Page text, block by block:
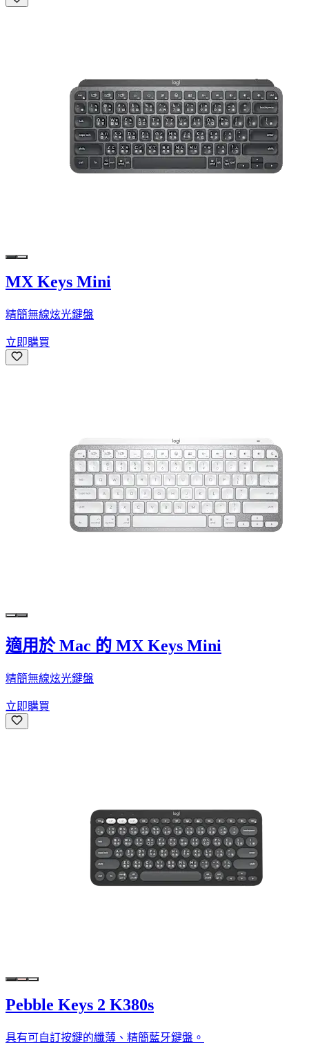
MX Keys Mini
精簡無線炫光鍵盤
立即購買
適用於 Mac 的 MX Keys Mini
精簡無線炫光鍵盤
立即購買
Pebble Keys 2 K380s
具有可自訂按鍵的纖薄、精簡藍牙鍵盤。